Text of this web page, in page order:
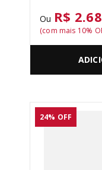
Ou R$
(com mais 10%
24% OFF